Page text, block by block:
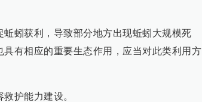
蚓获利，导致部分地方出现蚯蚓大规模死
有相应的重要生态作用，应当对此类利用方
护能力建设。